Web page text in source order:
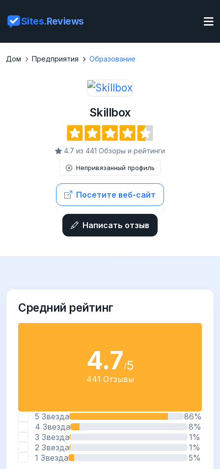
Sites.Reviews
Дом Предприятия Образование
Skillbox
4.7 из 441 Обзоры и рейтинги
Непривязанный профиль
Посетите веб-сайт
Написать отзыв
Средний рейтинг
4.7/5
441 Отзывы
5 Звезда
86%
4 Звезда
8%
3 Звезда
1%
2 Звезда
1%
1 Звезда
5%